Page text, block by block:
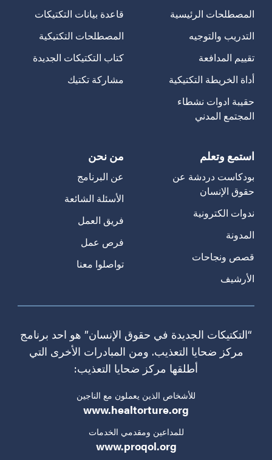
المصطلحات الرئيسية
التدريب والتوجيه
تقييم المدافعة
أداة الخريطة التكتيكية
حقيبة ادوات نشطاء
المجتمع المدني
قاعدة بيانات التكتيكات
المصطلحات التكتيكية
كتاب التكتيكات الجديدة
مشاركة تكتيك
استمع وتعلم
بودكاست دردشة عن
حقوق الإنسان
ندوات الكترونية
المدونة
قصص ونجاحات
الأرشيف
من نحن
عن البرنامج
الأسئلة الشائعة
فريق العمل
فرص عمل
تواصلوا معنا
“التكتيكات الجديدة في حقوق الإنسان” هو احد برنامج
مركز ضحايا التعذيب. ومن المبادرات الأخرى التي
أطلقها مركز ضحايا التعذيب:
للأشخاص الذين يعملون مع الناجين
www.healtorture.org
للمداعين ومقدمي الخدمات
www.proqol.org